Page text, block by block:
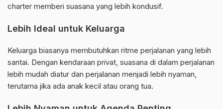
charter memberi suasana yang lebih kondusif.
Lebih Ideal untuk Keluarga
Keluarga biasanya membutuhkan ritme perjalanan yang lebih
santai. Dengan kendaraan privat, suasana di dalam perjalanan
lebih mudah diatur dan perjalanan menjadi lebih nyaman,
terutama jika ada anak kecil atau orang tua.